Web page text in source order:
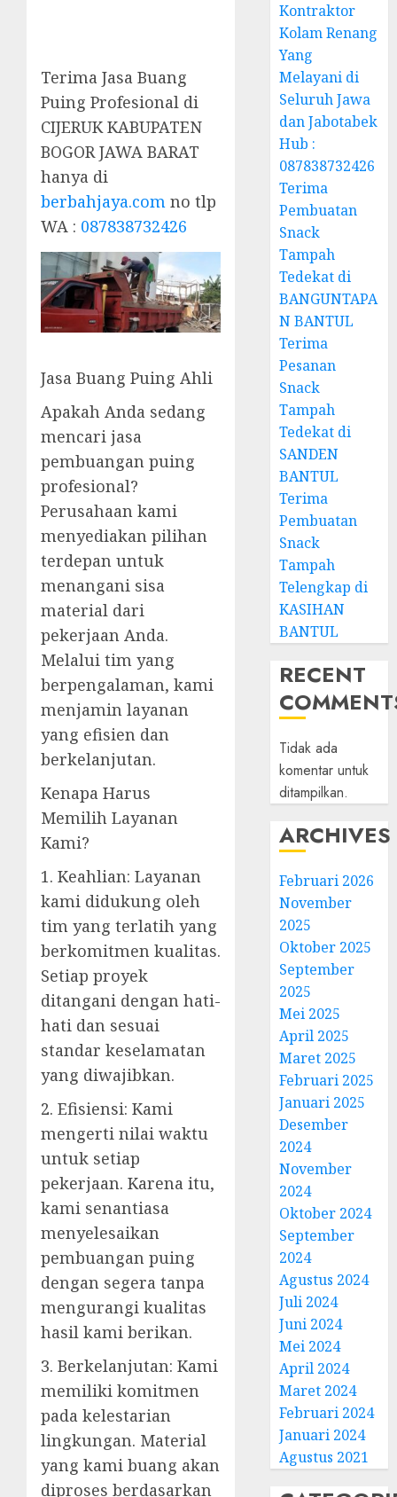
Terima Jasa Buang
Puing Profesional di
CIJERUK KABUPATEN
BOGOR JAWA BARAT
hanya di
berbahjaya.com no tlp
WA : 087838732426
Jasa Buang Puing Ahli
Apakah Anda sedang
mencari jasa
pembuangan puing
profesional?
Perusahaan kami
menyediakan pilihan
terdepan untuk
menangani sisa
material dari
pekerjaan Anda.
Melalui tim yang
berpengalaman, kami
menjamin layanan
yang efisien dan
berkelanjutan.
Kenapa Harus
Memilih Layanan
Kami?
1. Keahlian: Layanan
kami didukung oleh
tim yang terlatih yang
berkomitmen kualitas.
Setiap proyek
ditangani dengan hati-
hati dan sesuai
standar keselamatan
yang diwajibkan.
2. Efisiensi: Kami
mengerti nilai waktu
untuk setiap
pekerjaan. Karena itu,
kami senantiasa
menyelesaikan
pembuangan puing
dengan segera tanpa
mengurangi kualitas
hasil kami berikan.
3. Berkelanjutan: Kami
memiliki komitmen
pada kelestarian
lingkungan. Material
yang kami buang akan
diproses berdasarkan
Kontraktor
Kolam Renang
Yang
Melayani di
Seluruh Jawa
dan Jabotabek
Hub :
087838732426
Terima
Pembuatan
Snack
Tampah
Tedekat di
BANGUNTAPA
N BANTUL
Terima
Pesanan
Snack
Tampah
Tedekat di
SANDEN
BANTUL
Terima
Pembuatan
Snack
Tampah
Telengkap di
KASIHAN
BANTUL
RECENT
Tidak ada
komentar untuk
ditampilkan.
ARCHIVES
Februari 2026
November
2025
Oktober 2025
September
2025
Mei 2025
April 2025
Maret 2025
Februari 2025
Januari 2025
Desember
2024
November
2024
Oktober 2024
September
2024
Agustus 2024
Juli 2024
Juni 2024
Mei 2024
April 2024
Maret 2024
Februari 2024
Januari 2024
Agustus 2021